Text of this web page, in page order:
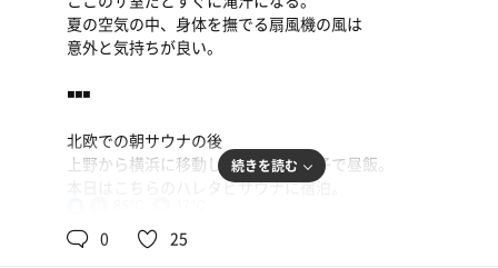
ポカリスエット
った。
浅めのリクライニングチェアが
とても収まりが良くてリラックスできる。
どこ製のやつなんだろう。
外を眺めることができた。
夏の空気の中、身体を撫でる扇風機の風は
意外と気持ちが良い。
◾️◾️◾️
北欧での朝サウナの後
上野から横浜に移動して中華街で餃子で昼飯。
本日はこちらのハレタビサウナに宿泊。
早速サウナへ。
続きを読む
0 25